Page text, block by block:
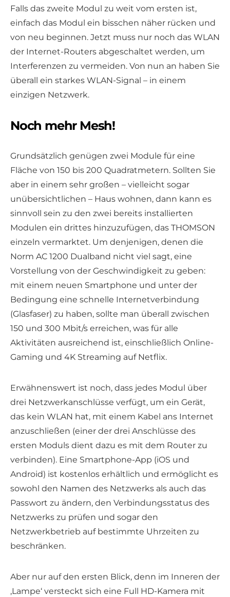
Falls das zweite Modul zu weit vom ersten ist,
einfach das Modul ein bisschen näher rücken und
von neu beginnen. Jetzt muss nur noch das WLAN
der Internet-Routers abgeschaltet werden, um
Interferenzen zu vermeiden. Von nun an haben Sie
überall ein starkes WLAN-Signal – in einem
einzigen Netzwerk.
Noch mehr Mesh!
Grundsätzlich genügen zwei Module für eine
Fläche von 150 bis 200 Quadratmetern. Sollten Sie
aber in einem sehr großen – vielleicht sogar
unübersichtlichen – Haus wohnen, dann kann es
sinnvoll sein zu den zwei bereits installierten
Modulen ein drittes hinzuzufügen, das THOMSON
einzeln vermarktet. Um denjenigen, denen die
Norm AC 1200 Dualband nicht viel sagt, eine
Vorstellung von der Geschwindigkeit zu geben:
mit einem neuen Smartphone und unter der
Bedingung eine schnelle Internetverbindung
(Glasfaser) zu haben, sollte man überall zwischen
150 und 300 Mbit/s erreichen, was für alle
Aktivitäten ausreichend ist, einschließlich Online-
Gaming und 4K Streaming auf Netflix.
Erwähnenswert ist noch, dass jedes Modul über
drei Netzwerkanschlüsse verfügt, um ein Gerät,
das kein WLAN hat, mit einem Kabel ans Internet
anzuschließen (einer der drei Anschlüsse des
ersten Moduls dient dazu es mit dem Router zu
verbinden). Eine Smartphone-App (iOS und
Android) ist kostenlos erhältlich und ermöglicht es
sowohl den Namen des Netzwerks als auch das
Passwort zu ändern, den Verbindungsstatus des
Netzwerks zu prüfen und sogar den
Netzwerkbetrieb auf bestimmte Uhrzeiten zu
beschränken.
Aber nur auf den ersten Blick, denn im Inneren der
‚Lampe‘ versteckt sich eine Full HD-Kamera mit